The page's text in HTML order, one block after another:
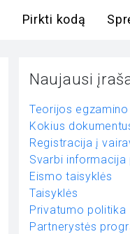
Pirkti kodą
Naujausi
Teorijos
Kokius
Registracija į
Svarbi informacija
Eismo taisyklės
Taisyklės
Privatumo politika
Partnerystės